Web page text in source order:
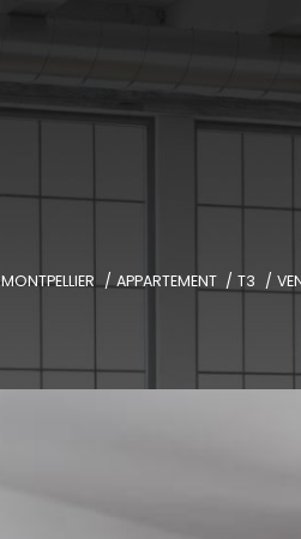
MONTPELLIER APPARTEMENT T3